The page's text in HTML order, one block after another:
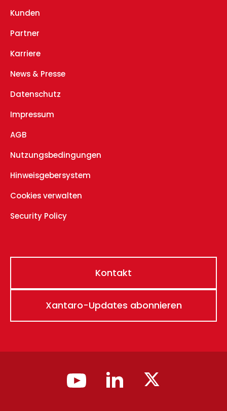
Kunden
Partner
Karriere
News & Presse
Datenschutz
Impressum
AGB
Nutzungsbedingungen
Hinweisgebersystem
Cookies verwalten
Security Policy
Kontakt
Xantaro-Updates abonnieren